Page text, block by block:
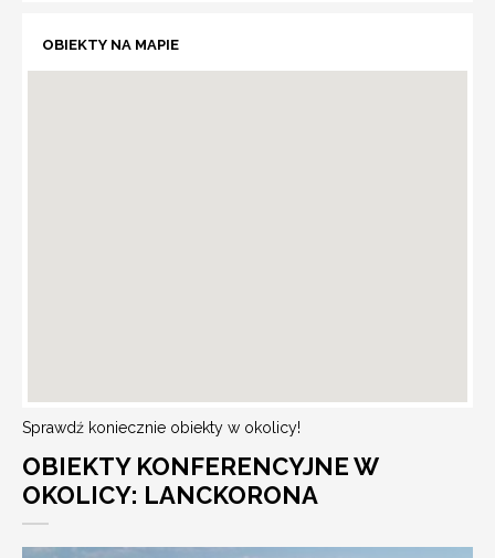
OBIEKTY NA MAPIE
Sprawdź koniecznie obiekty w okolicy!
OBIEKTY KONFERENCYJNE W
OKOLICY: LANCKORONA